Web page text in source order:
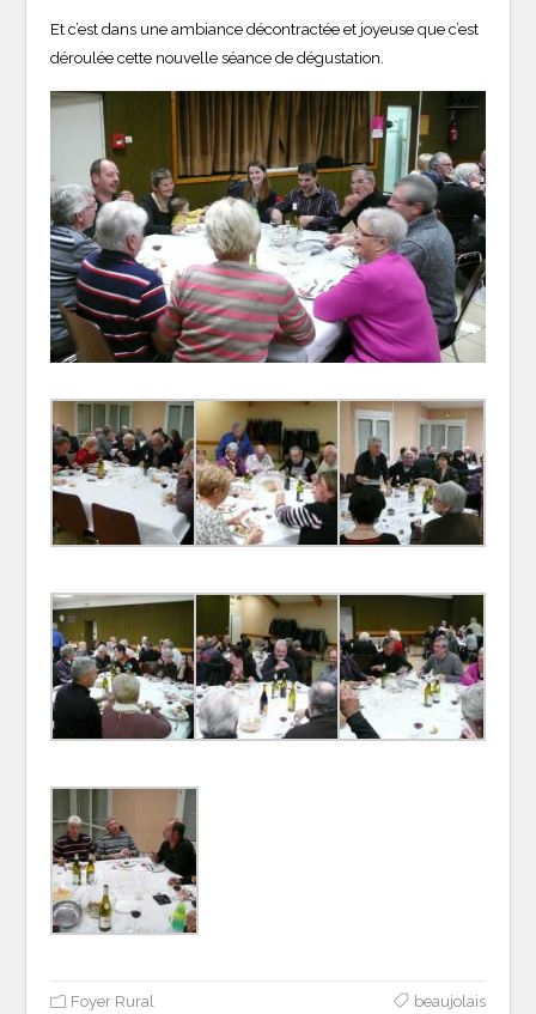
Et c’est dans une ambiance décontractée et joyeuse que c’est
déroulée cette nouvelle séance de dégustation.
Foyer Rural beaujolais